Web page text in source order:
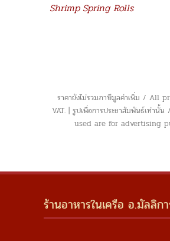
Shrimp Spring Rolls
ราคายังไม่รวมภาษีมูลค่าเพิ่ม / All
VAT. | รูปเพื่อการประชาสัมพันธ์เท่านั้
used are for advertising
ร้านอาหารในเครือ อ.มัลลิก